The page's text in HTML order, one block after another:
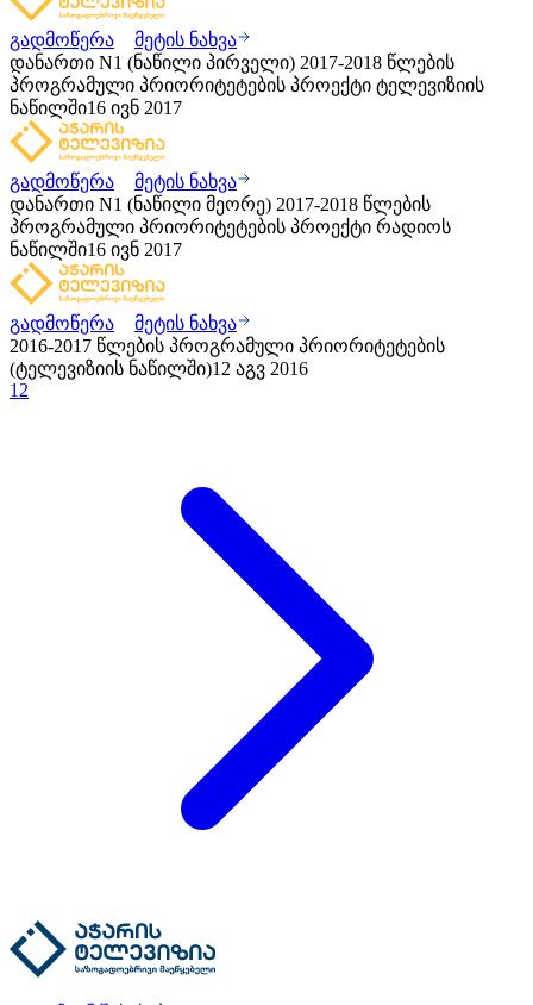
გადმოწერა
მეტის ნახვა
დანართი N1 (ნაწილი პირველი) 2017-2018 წლების
პროგრამული პრიორიტეტების პროექტი ტელევიზიის
ნაწილში16 ივნ 2017
გადმოწერა
მეტის ნახვა
დანართი N1 (ნაწილი მეორე) 2017-2018 წლების
პროგრამული პრიორიტეტების პროექტი რადიოს
ნაწილში16 ივნ 2017
გადმოწერა
მეტის ნახვა
2016-2017 წლების პროგრამული პრიორიტეტების
(ტელევიზიის ნაწილში)12 აგვ 2016
1 2